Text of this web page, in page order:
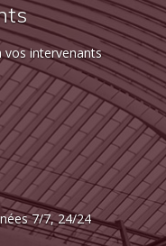
vos intervenants
7/7, 24/24